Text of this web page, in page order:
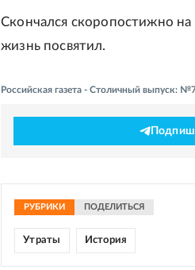
Скончался скоропостижно
жизнь посвятил.
Российская газета - Столичный выпуск:
РУБРИКИ ПОДЕЛИТЬСЯ
Утраты История